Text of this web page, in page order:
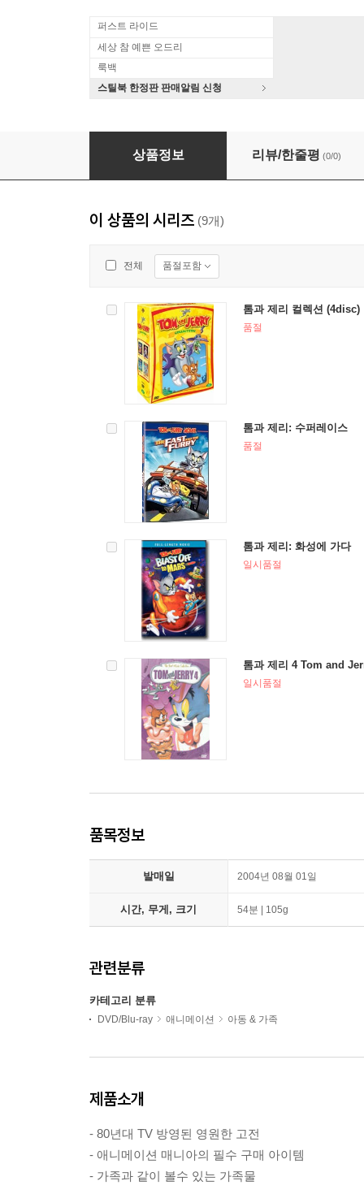
퍼스트 라이드
세상 참 예쁜 오드리
룩백
스틸북 한정판 판매알림 신청
톰과 제리 4 Tom and Jerry 4 (우리말 더빙)
상품정보 리뷰/한줄평 (0/0)
이 상품의 시리즈 (9개)
전체 품절포함
톰과 제리 컬렉션 (4disc)
품절
톰과 제리: 수퍼레이스
품절
톰과 제리: 화성에 가다
일시품절
톰과 제리 4 Tom and
일시품절
품목정보
발매일 2004년 08월 01일
시간, 무게, 크기 54분 | 105g
관련분류
카테고리 분류
DVD/Blu-ray 애니메이션 아동 & 가족
제품소개
- 80년대 TV 방영된 영원한 고전
- 애니메이션 매니아의 필수 구매 아이템
- 가족과 같이 볼수 있는 가족물